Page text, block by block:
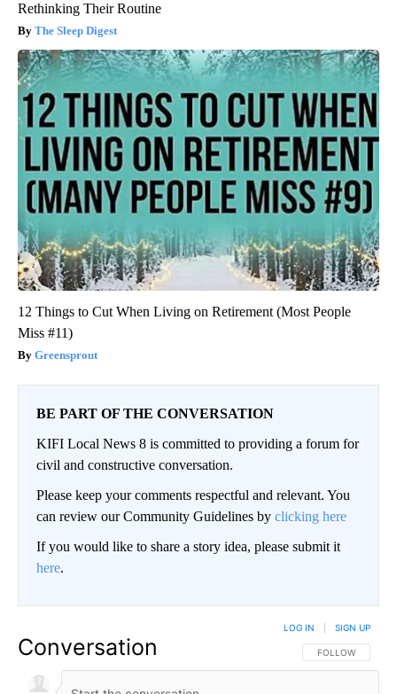
Rethinking Their Routine
The Sleep Digest
12 Things to Cut When Living on Retirement (Most People
Miss #11)
Greensprout
BE PART OF THE CONVERSATION
KIFI Local News 8 is committed to providing a forum for
civil and constructive conversation.
Please keep your comments respectful and relevant. You
can review our Community Guidelines by clicking here
If you would like to share a story idea, please submit it
here.
Conversation FOLLOW THIS
FOLLOW
LOG IN SIGN UP